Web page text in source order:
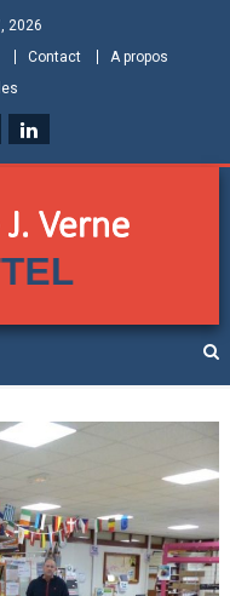
2026
Contact
A propos
Verne de